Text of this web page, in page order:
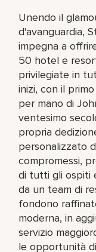
Unendo il
d'avanguardia,
impegna a
50 hotel e
privilegiate in
inizi, con il
per mano di
ventesimo
propria
personalizzato
compromessi,
di tutti gli ospiti
da un team di
fondono
moderna, in
servizio
le opportunità